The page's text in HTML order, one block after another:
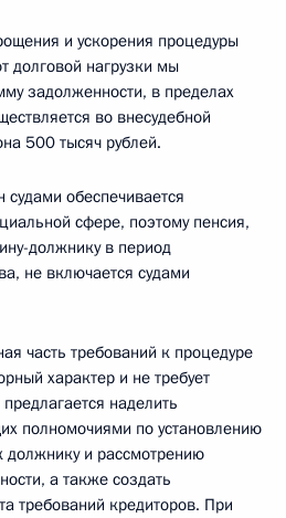
и ускорения процедуры
долговой нагрузки мы
задолженности, в пределах
во внесудебной
500 тысяч рублей.
обеспечивается
сфере, поэтому пенсия,
должнику в период
не включается судами
часть требований к процедуре
характер и не требует
наделить
полномочиями по установлению
должнику и рассмотрению
а также создать
требований кредиторов. При